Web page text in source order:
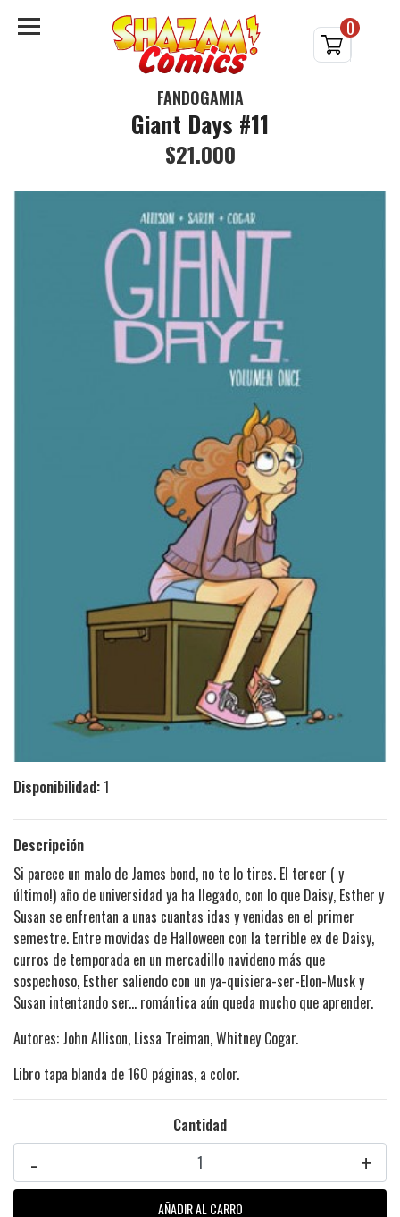
0
FANDOGAMIA
Giant Days #11
$21.000
Disponibilidad:1
Descripción
Si parece un malo de James bond, no te lo tires. El tercer ( y
último!) año de universidad ya ha llegado, con lo que Daisy, Esther y
Susan se enfrentan a unas cuantas idas y venidas en el primer
semestre. Entre movidas de Halloween con la terrible ex de Daisy,
curros de temporada en un mercadillo navideno más que
sospechoso, Esther saliendo con un ya-quisiera-ser-Elon-Musk y
Susan intentando ser... romántica aún queda mucho que aprender.
Autores: John Allison, Lissa Treiman,Whitney Cogar.
Libro tapa blanda de 160 páginas, a color.
Cantidad
+
-